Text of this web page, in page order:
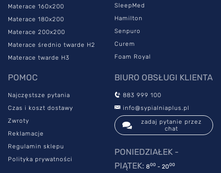
Materace 160x200
Materace 180x200
Materace 200x200
Materace średnio twarde H2
Materace twarde H3
SleepMed
Hamilton
Senpuro
Curem
Foam Royal
POMOC
Najczęstsze pytania
Czas i koszt dostawy
Zwroty
Reklamacje
Regulamin sklepu
Polityka prywatności
BIURO OBSŁUGI KLIENTA
883 999 100
info@sypialniaplus.pl
zadaj pytanie przez
chat
PONIEDZIAŁEK -
PIĄTEK: 800 - 2000